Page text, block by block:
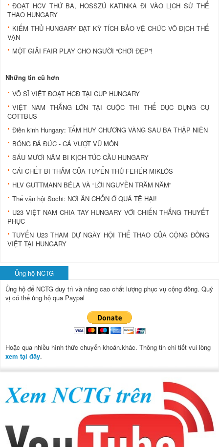
ĐOẠT HCV THỨ BA, HOSSZÚ KATINKA ĐI VÀO LỊCH SỬ THỂ
THAO HUNGARY
KIẾM THỦ HUNGARY ĐẠT KỲ TÍCH BẢO VỆ CHỨC VÔ ĐỊCH THẾ
VẬN
MỘT GIẢI FAIR PLAY CHO NGƯỜI “CHƠI ĐẸP”!
Những tin cũ hơn
VÕ SĨ VIỆT ĐOẠT HCĐ TẠI CUP HUNGARY
VIỆT NAM THẮNG LỚN TẠI CUỘC THI THỂ DỤC DỤNG CỤ
COTTBUS
Điền kinh Hungary: TẤM HUY CHƯƠNG VÀNG SAU BA THẬP NIÊN
BÓNG ĐÁ ĐỨC - CÁ VƯỢT VŨ MÔN
SÁU MƯƠI NĂM BI KỊCH TÚC CẦU HUNGARY
CÁI CHẾT BI THẢM CỦA TUYỂN THỦ FEHÉR MIKLÓS
HLV GUTTMANN BÉLA VÀ “LỜI NGUYỀN TRĂM NĂM”
Thế vận hội Sochi: NƠI ĂN CHỐN Ở QUÁ TỆ HẠI!
U23 VIỆT NAM CHIA TAY HUNGARY VỚI CHIẾN THẮNG THUYẾT
PHỤC
TUYỂN U23 THAM DỰ NGÀY HỘI THỂ THAO CỦA CỘNG ĐỒNG
VIỆT TẠI HUNGARY
Ủng hộ NCTG
Ủng hộ để NCTG duy trì và nâng cao chất lượng phục vụ cộng đồng. Quý
vị có thể ủng hộ qua Paypal
Hoặc qua nhiều hình thức chuyển khoản.khác. Thông tin chi tiết vui lòng
xem tại đây.